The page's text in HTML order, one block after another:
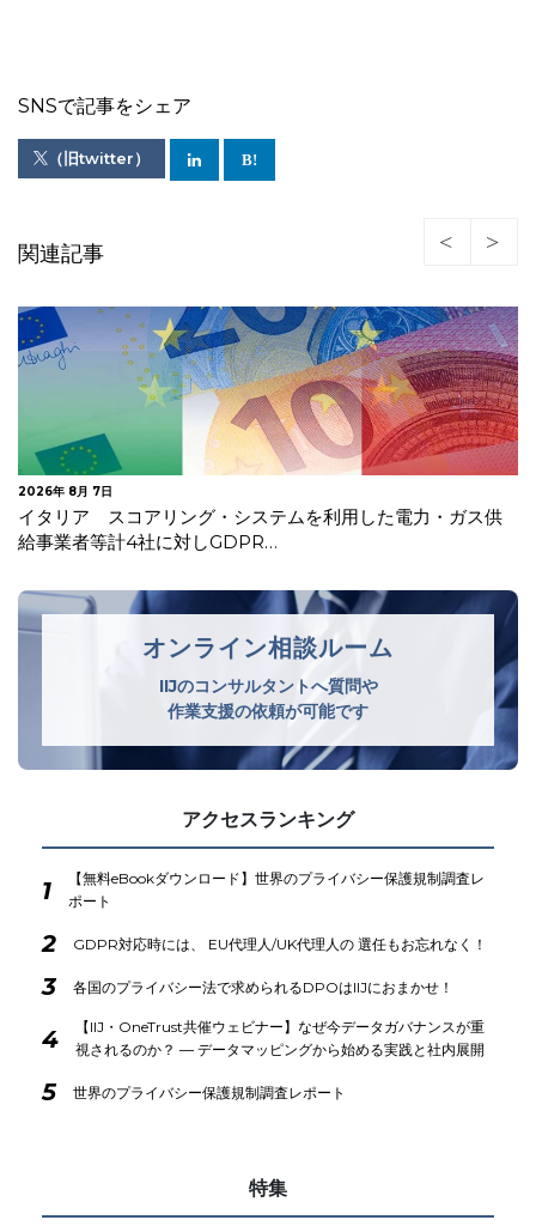
SNSで記事をシェア
（旧twitter）
関連記事
2026年 8月 3日
EU AI法が施行
オンライン相談ルーム
IIJのコンサルタントへ質問や
作業支援の依頼が可能です
アクセスランキング
1
【無料eBookダウンロード】世界のプライバシー保護規制調査レ
ポート
2 GDPR対応時には、 EU代理人/UK代理人の 選任もお忘れなく！
3 各国のプライバシー法で求められるDPOはIIJにおまかせ！
4
【IIJ・OneTrust共催ウェビナー】なぜ今データガバナンスが重
視されるのか？ ― データマッピングから始める実践と社内展開
5 世界のプライバシー保護規制調査レポート
特集